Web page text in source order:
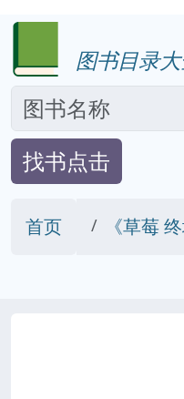
图书目录
找书点击
首页 《草莓